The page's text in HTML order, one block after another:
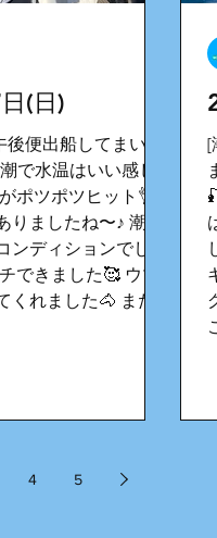
(日)
便出船してまいり
で水温はいい感じ
ポツポツヒット👌
りましたね〜♪ 潮が
ンディションでした
できました🥰 ウマ
くれました🐴 また
[
4 5